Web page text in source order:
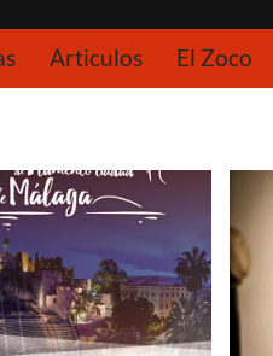
Articulos El Zoco